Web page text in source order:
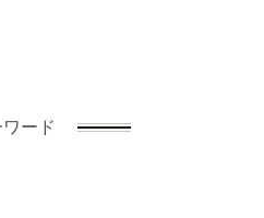
ード